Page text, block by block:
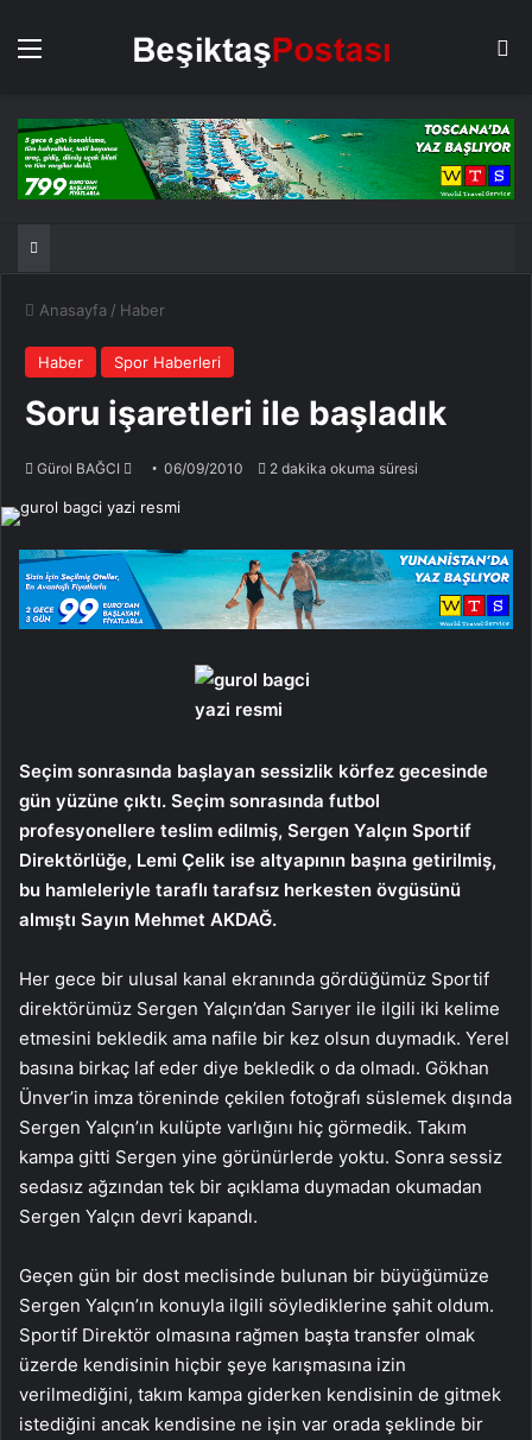
Menü
Anasayfa / Haber
Haber Spor Haberleri
Soru işaretleri ile başladık
Gürol BAĞCI
göndermek
06/09/2010 2 dakika okuma süresi
Seçim sonrasında başlayan sessizlik körfez gecesinde
gün yüzüne çıktı. Seçim sonrasında futbol
profesyonellere teslim edilmiş, Sergen Yalçın Sportif
Direktörlüğe, Lemi Çelik ise altyapının başına getirilmiş,
bu hamleleriyle taraflı tarafsız herkesten övgüsünü
almıştı Sayın Mehmet AKDAĞ.
Her gece bir ulusal kanal ekranında gördüğümüz Sportif
direktörümüz Sergen Yalçın’dan Sarıyer ile ilgili iki kelime
etmesini bekledik ama nafile bir kez olsun duymadık. Yerel
basına birkaç laf eder diye bekledik o da olmadı. Gökhan
Ünver’in imza töreninde çekilen fotoğrafı süslemek dışında
Sergen Yalçın’ın kulüpte varlığını hiç görmedik. Takım
kampa gitti Sergen yine görünürlerde yoktu. Sonra sessiz
sedasız ağzından tek bir açıklama duymadan okumadan
Sergen Yalçın devri kapandı.
Geçen gün bir dost meclisinde bulunan bir büyüğümüze
Sergen Yalçın’ın konuyla ilgili söylediklerine şahit oldum.
Sportif Direktör olmasına rağmen başta transfer olmak
üzerde kendisinin hiçbir şeye karışmasına izin
verilmediğini, takım kampa giderken kendisinin de gitmek
istediğini ancak kendisine ne işin var orada şeklinde bir